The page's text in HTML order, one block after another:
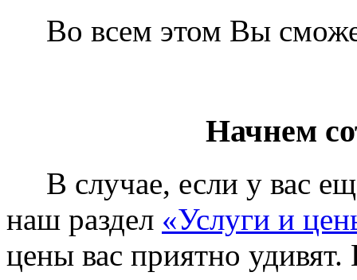
Во всем этом Вы
Начнем
В случае, если у вас
наш раздел «Услуги и
цены вас приятно